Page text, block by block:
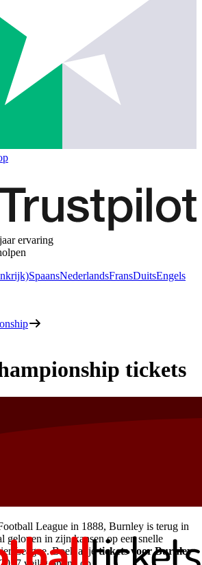
ervaring
SpaansNederlandsFransDuitsEngels
tickets
League in 1888, Burnley is terug in
geloven in zijn kansen op een snelle
League. Boek al jetickets voor Burnley